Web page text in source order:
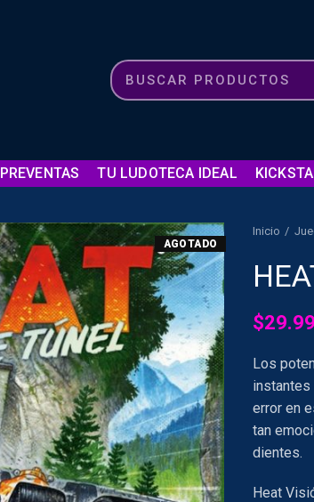
PREVENTAS TU LUDOTECA IDEAL
AGOTADO
Inicio
$
Los
instantes
error en
tan
dientes.
Heat